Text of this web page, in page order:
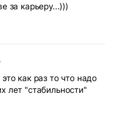
за карьеру...)))
как раз то что надо
лет "стабильности"